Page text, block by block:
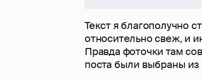
Текст я благополучно
относительно свеж, и
Правда фоточки там
поста были выбраны из